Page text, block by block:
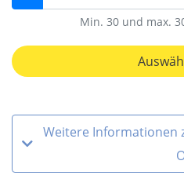
Min. 30 und max.
Weitere Informationen